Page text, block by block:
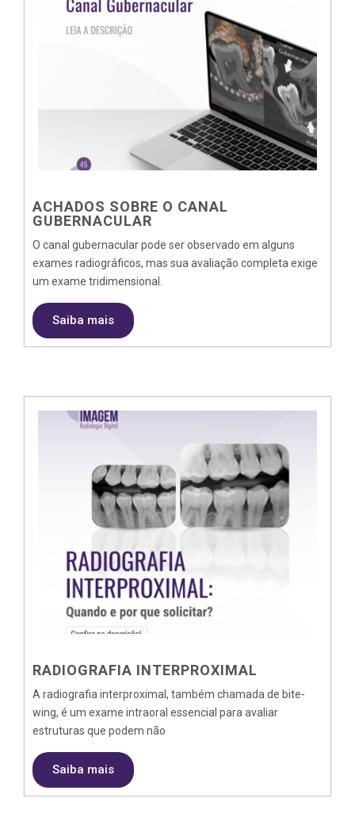
ACHADOS SOBRE O CANAL
GUBERNACULAR
O canal gubernacular pode ser observado em alguns
exames radiográficos, mas sua avaliação completa exige
um exame tridimensional.
Saiba mais
RADIOGRAFIA INTERPROXIMAL
A radiografia interproximal, também chamada de bite-
wing, é um exame intraoral essencial para avaliar
estruturas que podem não
Saiba mais